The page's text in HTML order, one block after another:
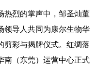
烈的掌声中，邹圣灿董
领导人共同为康尔生物华
剪彩与揭牌仪式。红绸落
南（东莞）运营中心正式